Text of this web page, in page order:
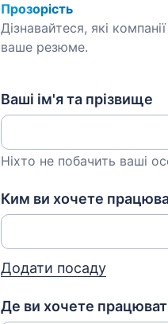
Прозорість
Дізнавайтеся, які
ваше резюме.
Ваші ім'я та прізвище
Ніхто не побачить ваші
Ким ви хочете
Додати посаду
Де ви хочете